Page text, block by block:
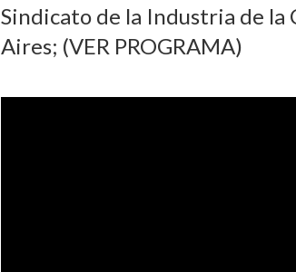
Sindicato de la Industria de la
Aires; (VER PROGRAMA)